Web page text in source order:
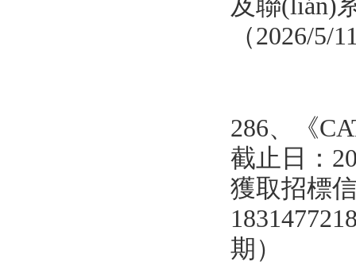
及聯(lián)
（2026/5/
286、
《
截止日：
獲取招標
期）